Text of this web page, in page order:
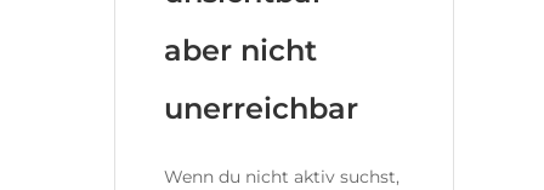
aber nicht
unerreichbar
Wenn du nicht aktiv suchst,